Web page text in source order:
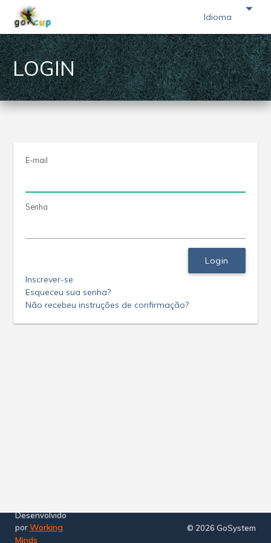
Idioma arrow_drop_down
LOGIN
E-mail
Senha
Login
Inscrever-se
Esqueceu sua senha?
Não recebeu instruções de confirmação?
Desenvolvido
porWorking
Minds
© 2026 GoSystem